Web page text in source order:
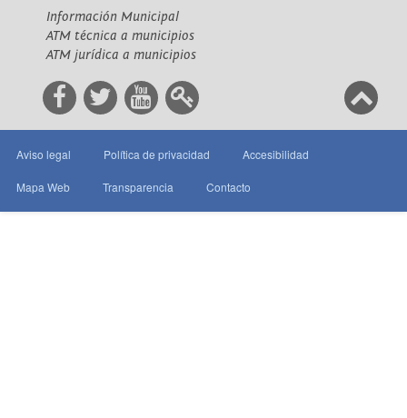
Información Municipal
ATM técnica a municipios
ATM jurídica a municipios
Aviso legal Política de privacidad Accesibilidad
Mapa Web Transparencia Contacto